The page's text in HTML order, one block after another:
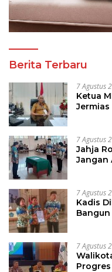
Berita Terbaru
7 Agustus
Ketua
7 Agustus
Jahja
Jangan
7 Agustus
Kadis
7 Agustus